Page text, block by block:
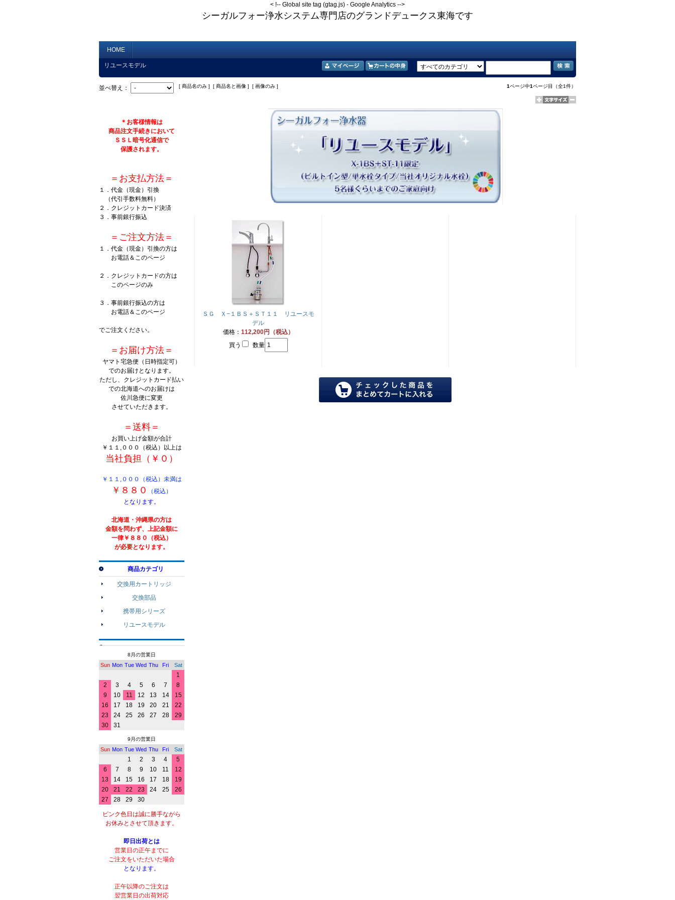
< !-- Global site tag (gtag.js) - Google Analytics -->
シーガルフォー浄水システム専門店のグランドデュークス東海です
HOME
リユースモデル
並べ替え： [ 商品名のみ ] [ 商品名と画像 ] [ 画像のみ ] 1ページ中1ページ目（全1件）
ＳＧ Ｘ−１ＢＳ＋ＳＴ１１ リユースモ
デル
価格： 112,200円（税込）
買う
数量
＊お客様情報は
商品注文手続きにおいて
ＳＳＬ暗号化通信で
保護されます。
＝お支払方法＝
１．代金（現金）引換
（代引手数料無料）
２．クレジットカード決済
３．事前銀行振込
＝ご注文方法＝
１．代金（現金）引換の方は
お電話＆このページ
２．クレジットカードの方は
このページのみ
３．事前銀行振込の方は
お電話＆このページ
でご注文ください。
＝お届け方法＝
ヤマト宅急便（日時指定可）
でのお届けとなります。
ただし、クレジットカード払い
での北海道へのお届けは
佐川急便に変更
させていただきます。
＝送料＝
お買い上げ金額が合計
￥１１,０００（税込）以上は
当社負担（￥０）
￥１１,０００（税込）未満は
￥８８０
（税込）
となります。
北海道・沖縄県の方は
金額を問わず、上記金額に
一律￥８８０（税込）
が必要となります。
商品カテゴリ
交換用カートリッジ
交換部品
携帯用シリーズ
リユースモデル
8月の営業日
Sun Mon Tue Wed Thu Fri Sat
1
2
3 4 5 6 7
8
9
10 11 12 13 14
15
16
17 18 19 20 21
22
23
24 25 26 27 28
29
30
31
9月の営業日
Sun Mon Tue Wed Thu Fri Sat
1 2 3 4
5
6
7 8 9 10 11
12
13
14 15 16 17 18
19
20
21 22 23 24 25
26
27
28 29 30
ピンク色日は誠に勝手ながら
お休みとさせて頂きます。
即日出荷とは
営業日の正午までに
ご注文をいただいた場合
となります。
正午以降のご注文は
翌営業日の出荷対応